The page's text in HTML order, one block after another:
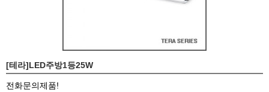
[테라]LED주방1등25W
전화문의제품!